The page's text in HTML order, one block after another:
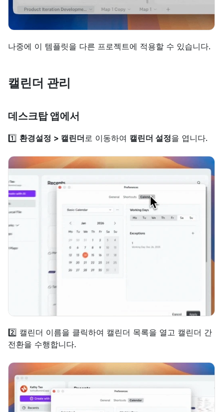
나중에 이 템플릿을 다른 프로젝트에 적용할 수 있습니다.
캘린더 관리
데스크탑 앱에서
1️⃣ 환경설정 > 캘린더로 이동하여 캘린더 설정을 엽니다.
2️⃣ 캘린더 이름을 클릭하여 캘린더 목록을 열고 캘린더 간
전환을 수행합니다.